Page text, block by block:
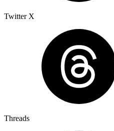
Twitter X
Threads